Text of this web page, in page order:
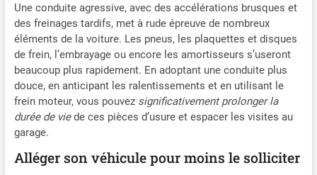
Une conduite agressive, avec des accélérations brusques et
des freinages tardifs, met à rude épreuve de nombreux
éléments de la voiture. Les pneus, les plaquettes et disques
de frein, l’embrayage ou encore les amortisseurs s’useront
beaucoup plus rapidement. En adoptant une conduite plus
douce, en anticipant les ralentissements et en utilisant le
frein moteur, vous pouvez significativement prolonger la
durée de viede ces pièces d’usure et espacer les visites au
garage.
Alléger son véhicule pour moins le solliciter